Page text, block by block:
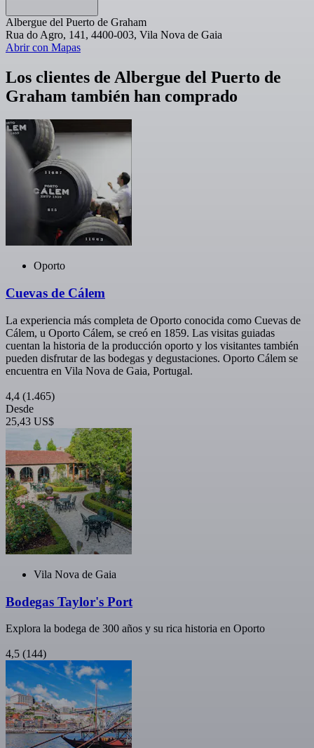
Albergue del Puerto de Graham
Rua do Agro, 141, 4400-003, Vila Nova de Gaia
Abrir con Mapas
Los clientes de Albergue del Puerto de
Graham también han comprado
Oporto
Cuevas de Cálem
La experiencia más completa de Oporto conocida como Cuevas de
Cálem, u Oporto Cálem, se creó en 1859. Las visitas guiadas
cuentan la historia de la producción oporto y los visitantes también
pueden disfrutar de las bodegas y degustaciones. Oporto Cálem se
encuentra en Vila Nova de Gaia, Portugal.
4,4 (1.465)
Desde
25,43 US$
Vila Nova de Gaia
Bodegas Taylor's Port
Explora la bodega de 300 años y su rica historia en Oporto
4,5 (144)